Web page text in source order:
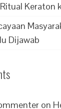
Keraton
Dijawab
on